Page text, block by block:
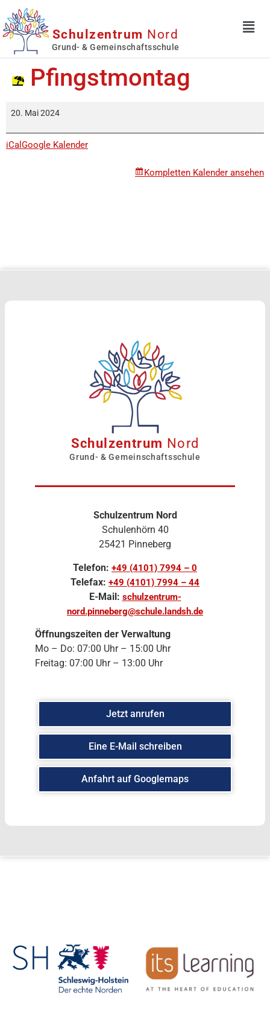
Schulzentrum Nord
Grund- & Gemeinschaftsschule
Pfingstmontag
20. Mai 2024
iCal Google Kalender
Kompletten Kalender ansehen
Schulzentrum Nord
Grund- & Gemeinschaftsschule
Schulzentrum Nord
Schulenhörn 40
25421 Pinneberg
Telefon: +49 (4101) 7994 – 0
Telefax: +49 (4101) 7994 – 44
E-Mail: schulzentrum-
nord.pinneberg@schule.landsh.de
Öffnungszeiten der Verwaltung
Mo – Do: 07:00 Uhr – 15:00 Uhr
Freitag: 07:00 Uhr – 13:00 Uhr
Jetzt anrufen
Eine E-Mail schreiben
Anfahrt auf Googlemaps